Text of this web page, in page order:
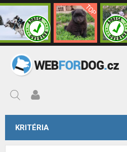
KRITÉRIA